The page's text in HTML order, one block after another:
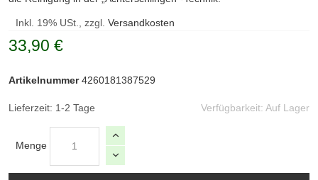
Inkl. 19% USt., zzgl. Versandkosten
33,90 €
Verfügbarkeit: Auf Lager
Artikelnummer 4260181387529
Lieferzeit: 1-2 Tage
Menge